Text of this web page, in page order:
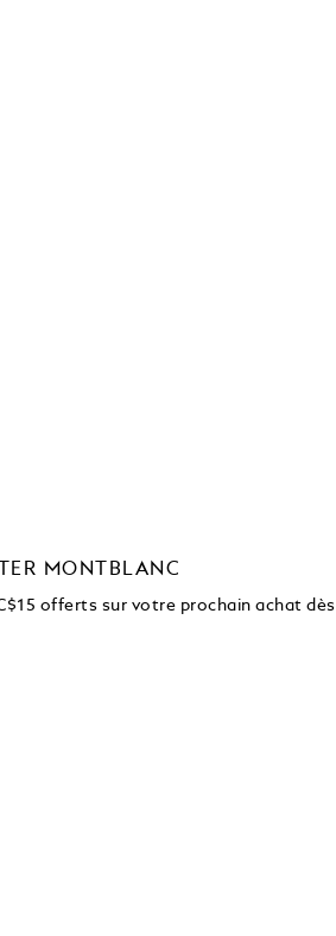
MONTBLANC
offerts sur votre prochain achat dès